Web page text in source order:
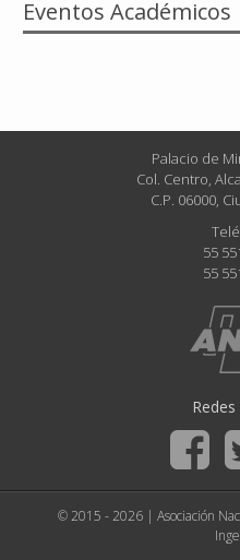
Eventos Académicos
Palacio de
Col. Centro,
C.P. 06000,
55
55
© 2015 - 2026 | Asociación